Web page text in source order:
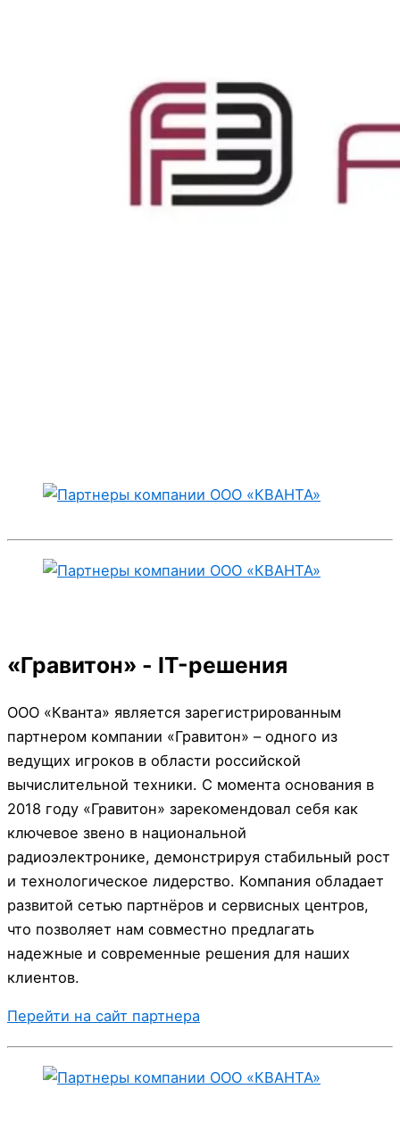
«Гравитон» - IT-решения
ООО «Кванта» является зарегистрированным
партнером компании «Гравитон» – одного из
ведущих игроков в области российской
вычислительной техники. С момента основания в
2018 году «Гравитон» зарекомендовал себя как
ключевое звено в национальной
радиоэлектронике, демонстрируя стабильный рост
и технологическое лидерство. Компания обладает
развитой сетью партнёров и сервисных центров,
что позволяет нам совместно предлагать
надежные и современные решения для наших
клиентов.
Перейти на сайт партнера